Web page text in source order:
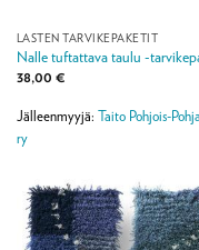
LASTEN TARVIKEPAKETIT
Nalle tuftattava taulu -
38,00 €
Jälleenmyyjä: Taito Pohjois-
ry